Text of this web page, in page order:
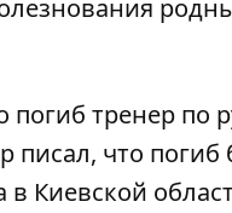
погиб тренер по
писал, что погиб
в Киевской